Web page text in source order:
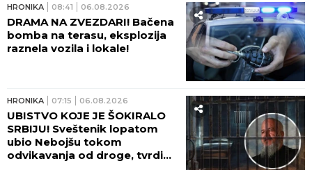
HRONIKA 08:41 06.08.2026
DRAMA NA ZVEZDARI! Bačena
bomba na terasu, eksplozija
raznela vozila i lokale!
HRONIKA 07:15 06.08.2026
UBISTVO KOJE JE ŠOKIRALO
SRBIJU! Sveštenik lopatom
ubio Nebojšu tokom
odvikavanja od droge, tvrdio